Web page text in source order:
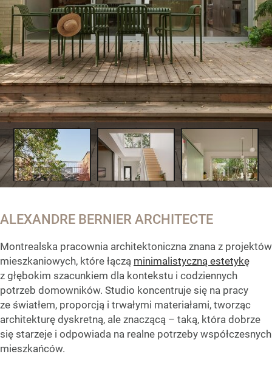
ALEXANDRE BERNIER ARCHITECTE
Montrealska pracownia architektoniczna znana z projektów
mieszkaniowych, które łączą minimalistyczną estetykę
z głębokim szacunkiem dla kontekstu i codziennych
potrzeb domowników. Studio koncentruje się na pracy
ze światłem, proporcją i trwałymi materiałami, tworząc
architekturę dyskretną, ale znaczącą – taką, która dobrze
się starzeje i odpowiada na realne potrzeby współczesnych
mieszkańców.